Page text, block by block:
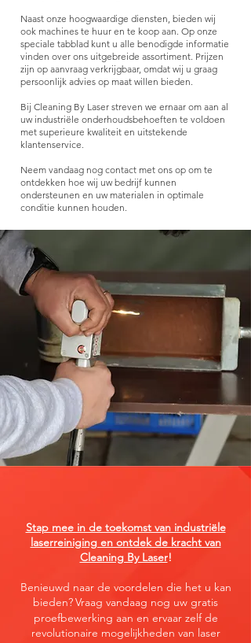
Naast onze hoogwaardige diensten, bieden wij
ook machines te huur en te koop aan. Op onze
speciale tabblad kunt u alle benodigde informatie
vinden over ons uitgebreide assortiment. Prijzen
zijn op aanvraag verkrijgbaar, omdat wij u graag
persoonlijk advies op maat willen bieden.
Bij Cleaning By Laser streven we ernaar om aan al
uw industriële onderhoudsbehoeften te voldoen
met superieure kwaliteit en uitstekende
klantenservice.
Neem vandaag nog contact met ons op om te
ontdekken hoe wij uw bedrijf kunnen
ondersteunen en uw materialen in optimale
conditie kunnen houden.
Stap mee in de toekomst van industriële
laserreiniging en ontdek de kracht van
Cleaning By Laser!
Benieuwd naar de voordelen die het u kan
bieden?Vraag vandaag nog uw gratis
proefbewerking aan en ervaar zelf de
revolutionaire mogelijkheden van laser